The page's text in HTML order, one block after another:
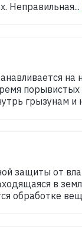
Неправильная...
на
грызунам и
защиты от
в
обработке